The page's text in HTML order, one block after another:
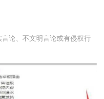
论、不文明言论或有侵权行